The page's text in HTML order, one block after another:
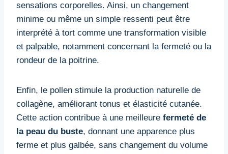
sensations corporelles. Ainsi, un changement
minime ou même un simple ressenti peut être
interprété à tort comme une transformation visible
et palpable, notamment concernant la fermeté ou la
rondeur de la poitrine.
Enfin, le pollen stimule la production naturelle de
collagène, améliorant tonus et élasticité cutanée.
Cette action contribue à une meilleure fermeté de
la peau du buste, donnant une apparence plus
ferme et plus galbée, sans changement du volume